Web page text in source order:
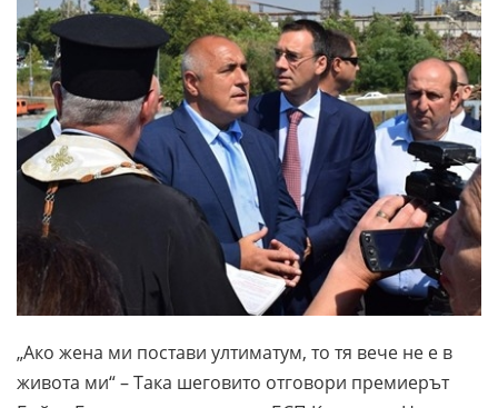
„Ако жена ми постави ултиматум, то тя вече не е в
живота ми“ – Така шеговито отговори премиерът